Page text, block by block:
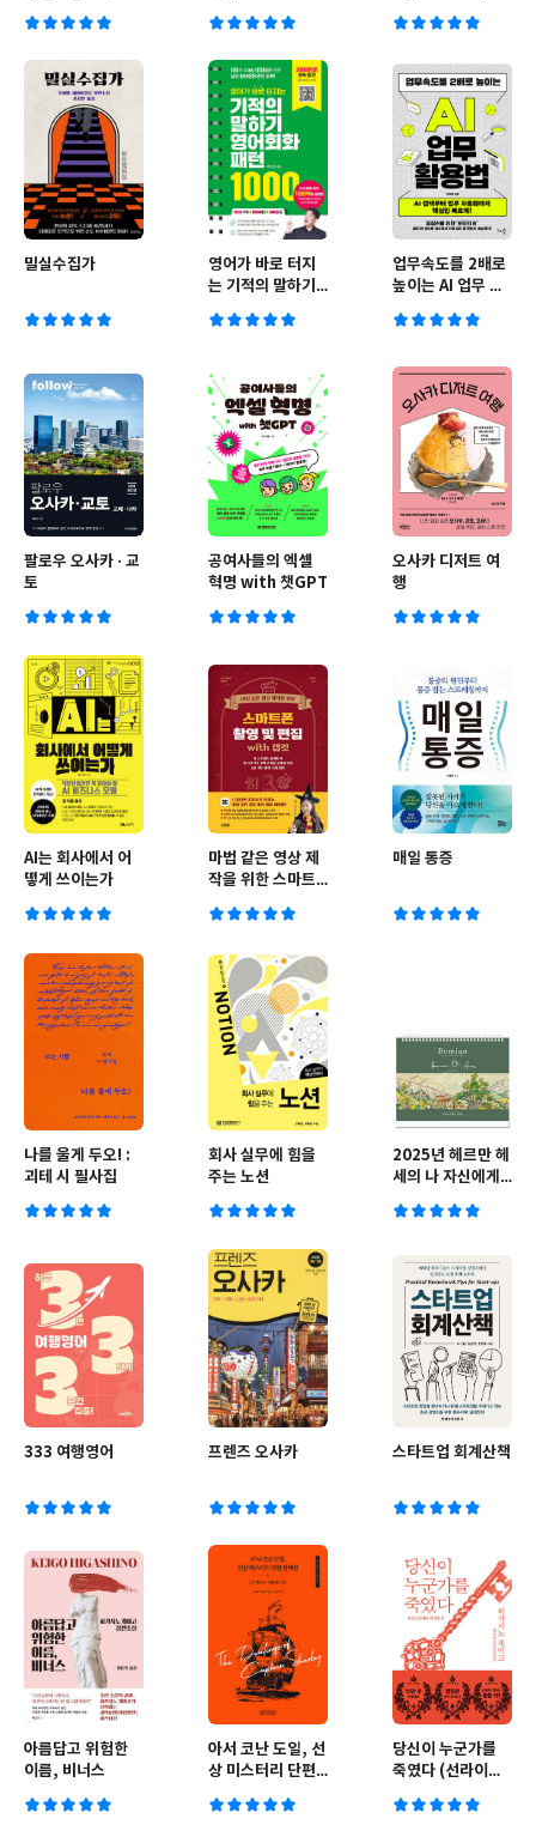
밀실수집가
영어가 바로 터지
는 기적의 말하기
1000
업무속도를 2배로
높이는 AI 업무 활
팔로우 오사카 · 교
토
공여사들의 엑셀
혁명 with 챗GPT
오사카 디저트 여
행
AI는 회사에서 어
떻게 쓰이는가
마법 같은 영상 제
작을 위한 스마트
with 캡컷
매일 통증
나를 울게 두오! :
괴테 시 필사집
회사 실무에 힘을
주는 노션
2025년 헤르만 헤
세의 나 자신에게
발자취들 탁상달력
333 여행영어 프렌즈 오사카 스타트업 회계산책
아름답고 위험한
이름, 비너스
아서 코난 도일, 선
상 미스터리 단편
당신이 누군가를
죽였다 (선라이즈